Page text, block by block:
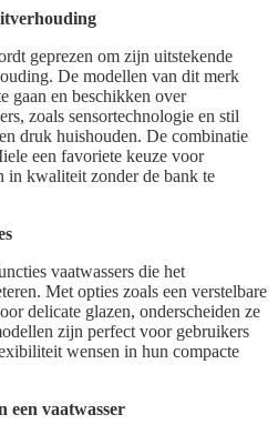
geprezen om zijn uitstekende
De modellen van dit merk
gaan en beschikken over
zoals sensortechnologie en stil
druk huishouden. De combinatie
een favoriete keuze voor
in kwaliteit zonder de bank te
vaatwassers die het
Met opties zoals een verstelbare
delicate glazen, onderscheiden ze
zijn perfect voor gebruikers
wensen in hun compacte
een vaatwasser